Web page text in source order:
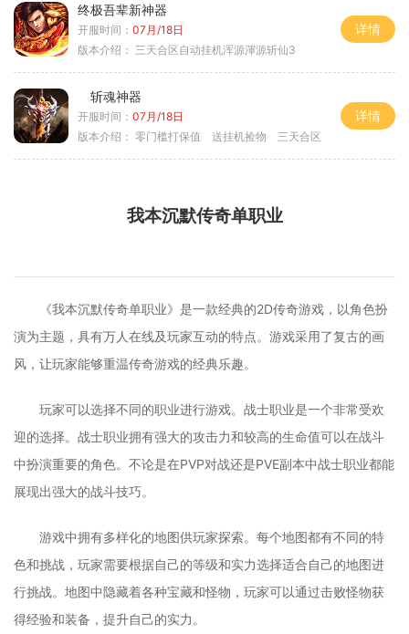
终极吾辈新神器
开服时间： 07月/18日
版本介绍： 三天合区自动挂机浑源渾源斩仙3
详情
斩魂神器
开服时间： 07月/18日
版本介绍： 零门槛打保值 送挂机捡物 三天合区
详情
我本沉默传奇单职业
《我本沉默传奇单职业》是一款经典的2D传奇游戏，以角色扮
演为主题，具有万人在线及玩家互动的特点。游戏采用了复古的画
风，让玩家能够重温传奇游戏的经典乐趣。
玩家可以选择不同的职业进行游戏。战士职业是一个非常受欢
迎的选择。战士职业拥有强大的攻击力和较高的生命值可以在战斗
中扮演重要的角色。不论是在PVP对战还是PVE副本中战士职业都能
展现出强大的战斗技巧。
游戏中拥有多样化的地图供玩家探索。每个地图都有不同的特
色和挑战，玩家需要根据自己的等级和实力选择适合自己的地图进
行挑战。地图中隐藏着各种宝藏和怪物，玩家可以通过击败怪物获
得经验和装备，提升自己的实力。